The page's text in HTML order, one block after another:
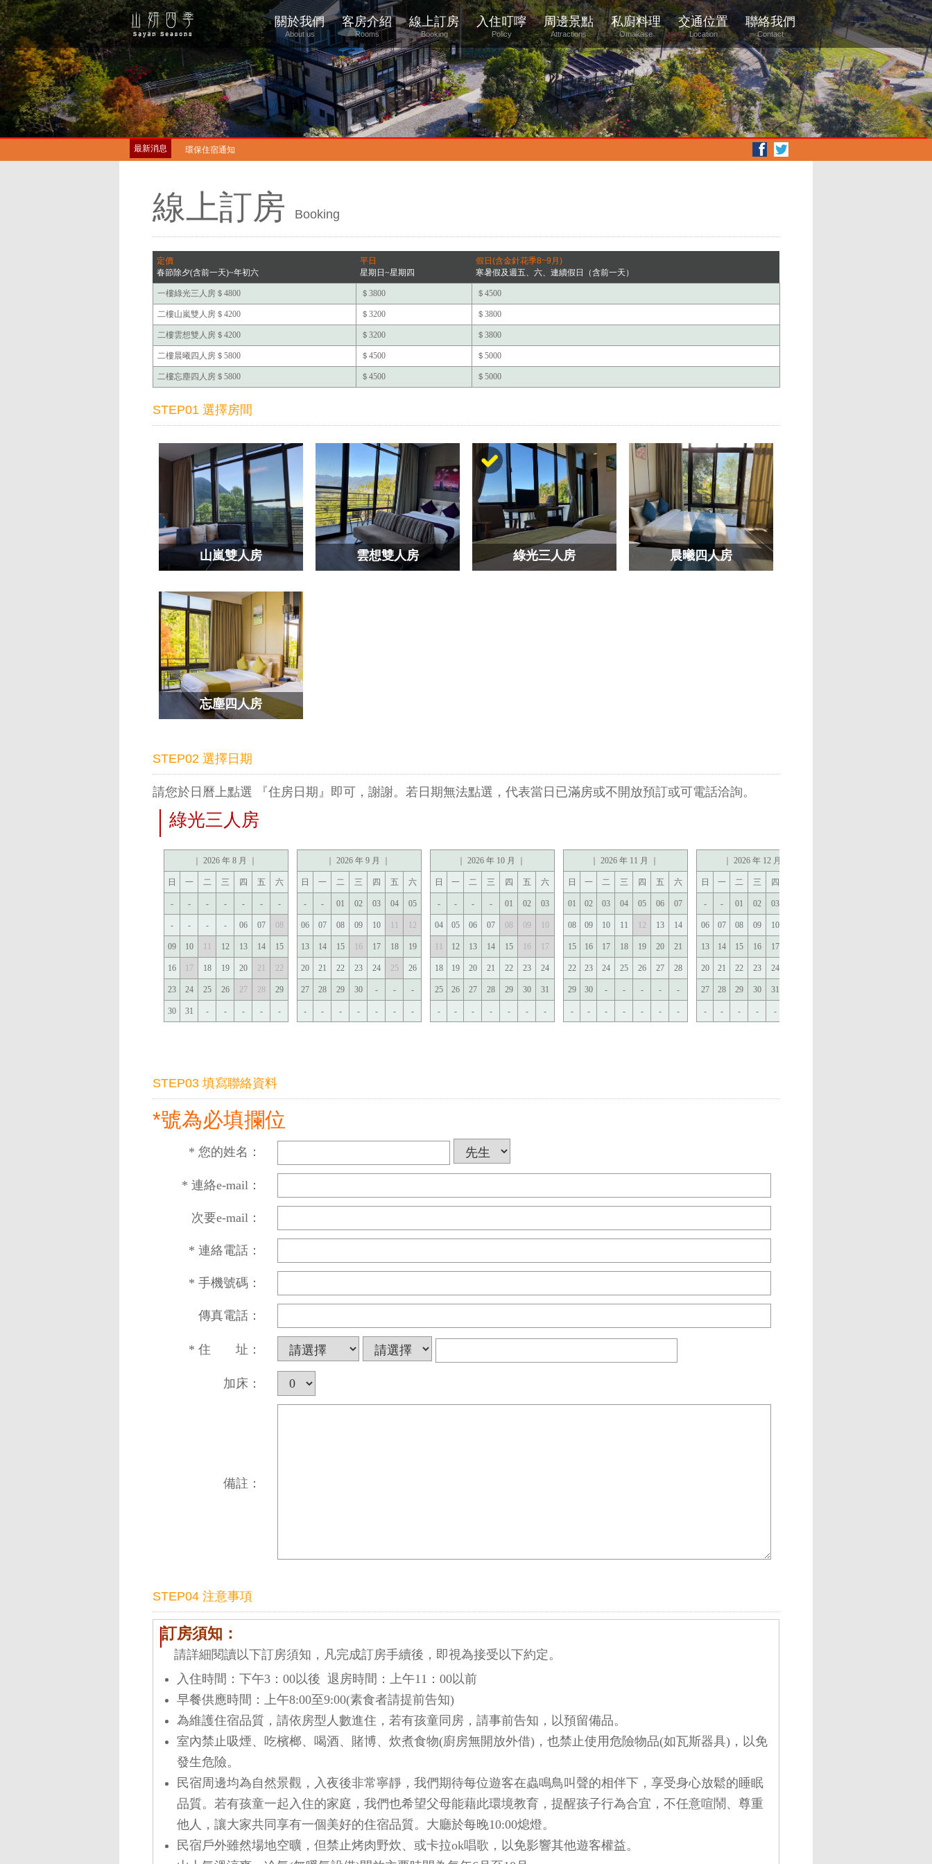
關於我們
About us
客房介紹
Rooms
線上訂房
Booking
入住叮嚀
Policy
周邊景點
Attractions
私廚料理
Omakase
交通位置
Location
聯絡我們
Contact
最新消息
私廚料理
環保住宿通知
私廚料理
環保住宿通知
導航通知注意事項
線上訂房 Booking
定價
春節除夕(含前一天)~年初六
平日
星期日~星期四
假日(含金針花季8~9月)
寒暑假及週五、六、連續假日（含前一天）
一樓綠光三人房＄4800 ＄3800 ＄4500
二樓山嵐雙人房＄4200 ＄3200 ＄3800
二樓雲想雙人房＄4200 ＄3200 ＄3800
二樓晨曦四人房＄5800 ＄4500 ＄5000
二樓忘塵四人房＄5800 ＄4500 ＄5000
STEP01 選擇房間
山嵐雙人房 雲想雙人房 綠光三人房 晨曦四人房
忘塵四人房
STEP02 選擇日期
請您於日曆上點選 『住房日期』即可，謝謝。若日期無法點選，代表當日已滿房或不開放預訂或可電話洽詢。
綠光三人房
｜ 2026 年 8 月 ｜
日 一 二 三 四 五 六
- - - - - - -
- - - - 06 07 08
09 10 12 13 14 15
16 17 18 19 20 21 22
23 24 25 26 27 28 29
30 31 - - - - -
｜ 2026 年 9 月 ｜
日 一 二 三 四 五 六
- - 01 02 03 04 05
06 07 08 09 10 12
13 14 15 16 17 18 19
20 21 22 23 24 25 26
27 28 29 30 - - -
- - - - - - -
｜ 2026 年 10 月 ｜
日 一 二 三 四 五 六
- - - - 01 02 03
04 05 06 07 08 09 10
12 13 14 15 16 17
18 19 20 21 22 23 24
25 26 27 28 29 30 31
- - - - - - -
｜ 2026 年 11 月 ｜
日 一 二 三 四 五 六
01 02 03 04 05 06 07
08 09 10 11 12 13 14
15 16 17 18 19 20 21
22 23 24 25 26 27 28
29 30 - - - - -
- - - - - - -
｜ 2026 年 12 月 ｜
日 一 二 三 四
- - 01 02 03
06 07 08 09 10
13 14 15 16 17
20 21 22 23 24
27 28 29 30 31
- - - - -
STEP03 填寫聯絡資料
*號為必填攔位
* 您的姓名：
* 連絡e-mail：
次要e-mail：
* 連絡電話：
* 手機號碼：
傳真電話：
* 住 址：
加床：
備註：
STEP04 注意事項
訂房須知：
請詳細閱讀以下訂房須知，凡完成訂房手續後，即視為接受以下約定。
入住時間：下午3：00以後 退房時間：上午11：00以前
早餐供應時間：上午8:00至9:00(素食者請提前告知)
為維護住宿品質，請依房型人數進住，若有孩童同房，請事前告知，以預留備品。
室內禁止吸煙、吃檳榔、喝酒、賭博、炊煮食物(廚房無開放外借)，也禁止使用危險物品(如瓦斯器具)，以免
發生危險。
民宿周邊均為自然景觀，入夜後非常寧靜，我們期待每位遊客在蟲鳴鳥叫聲的相伴下，享受身心放鬆的睡眠
品質。若有孩童一起入住的家庭，我們也希望父母能藉此環境教育，提醒孩子行為合宜，不任意喧鬧、尊重
他人，讓大家共同享有一個美好的住宿品質。大廳於每晚10:00熄燈。
民宿戶外雖然場地空曠，但禁止烤肉野炊、或卡拉ok唱歌，以免影響其他遊客權益。